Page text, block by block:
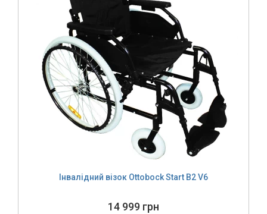
Інвалідний візок Ottobock Start B2 V6
14 999 грн